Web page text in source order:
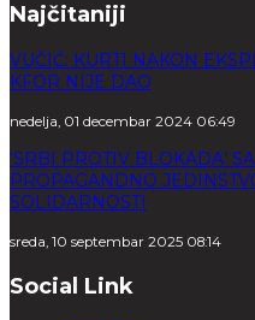
Najčitaniji
VUČIĆ: KURTI NAKON
KFOR NIJE DAO
nedelja, 01 decembar 2024 06:49
‘SRBI PROTIV BLOKADA’
PROPAGANDNO
SOLIDARNOSTI
sreda, 10 septembar 2025 08:14
Social Link